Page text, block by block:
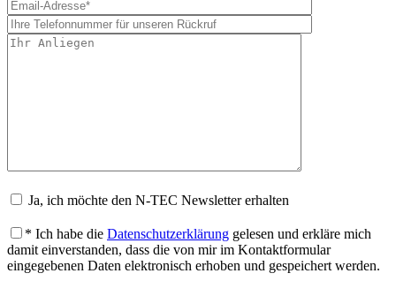
Ja, ich möchte den N-TEC Newsletter erhalten
* Ich habe die Datenschutzerklärung gelesen und erkläre mich
damit einverstanden, dass die von mir im Kontaktformular
eingegebenen Daten elektronisch erhoben und gespeichert werden.